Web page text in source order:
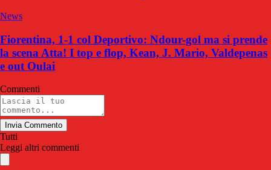
News
Fiorentina, 1-1 col Deportivo: Ndour-gol ma si prende
la scena Atta! I top e flop, Kean, J. Mario, Valdepenas
e out Oulai
Commenti
Invia Commento
Tutti
Leggi altri commenti